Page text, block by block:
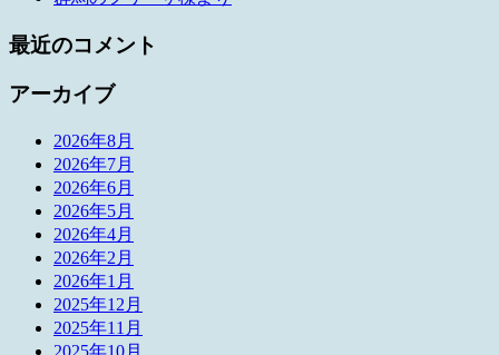
最近のコメント
アーカイブ
2026年8月
2026年7月
2026年6月
2026年5月
2026年4月
2026年2月
2026年1月
2025年12月
2025年11月